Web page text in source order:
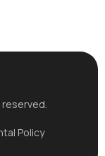
Policy